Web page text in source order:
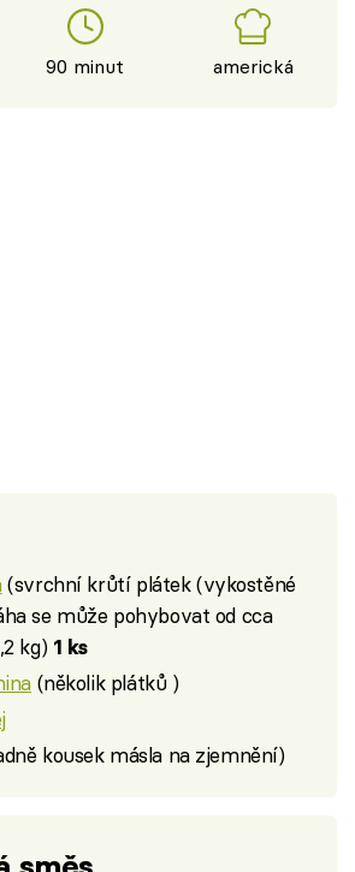
90 minut americká
(svrchní krůtí plátek (vykostěné
se může pohybovat od cca
kg) 1 ks
(několik plátků )
kousek másla na zjemnění)